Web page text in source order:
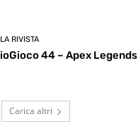
LA RIVISTA
ioGioco 44 – Apex Legends
Carica altri